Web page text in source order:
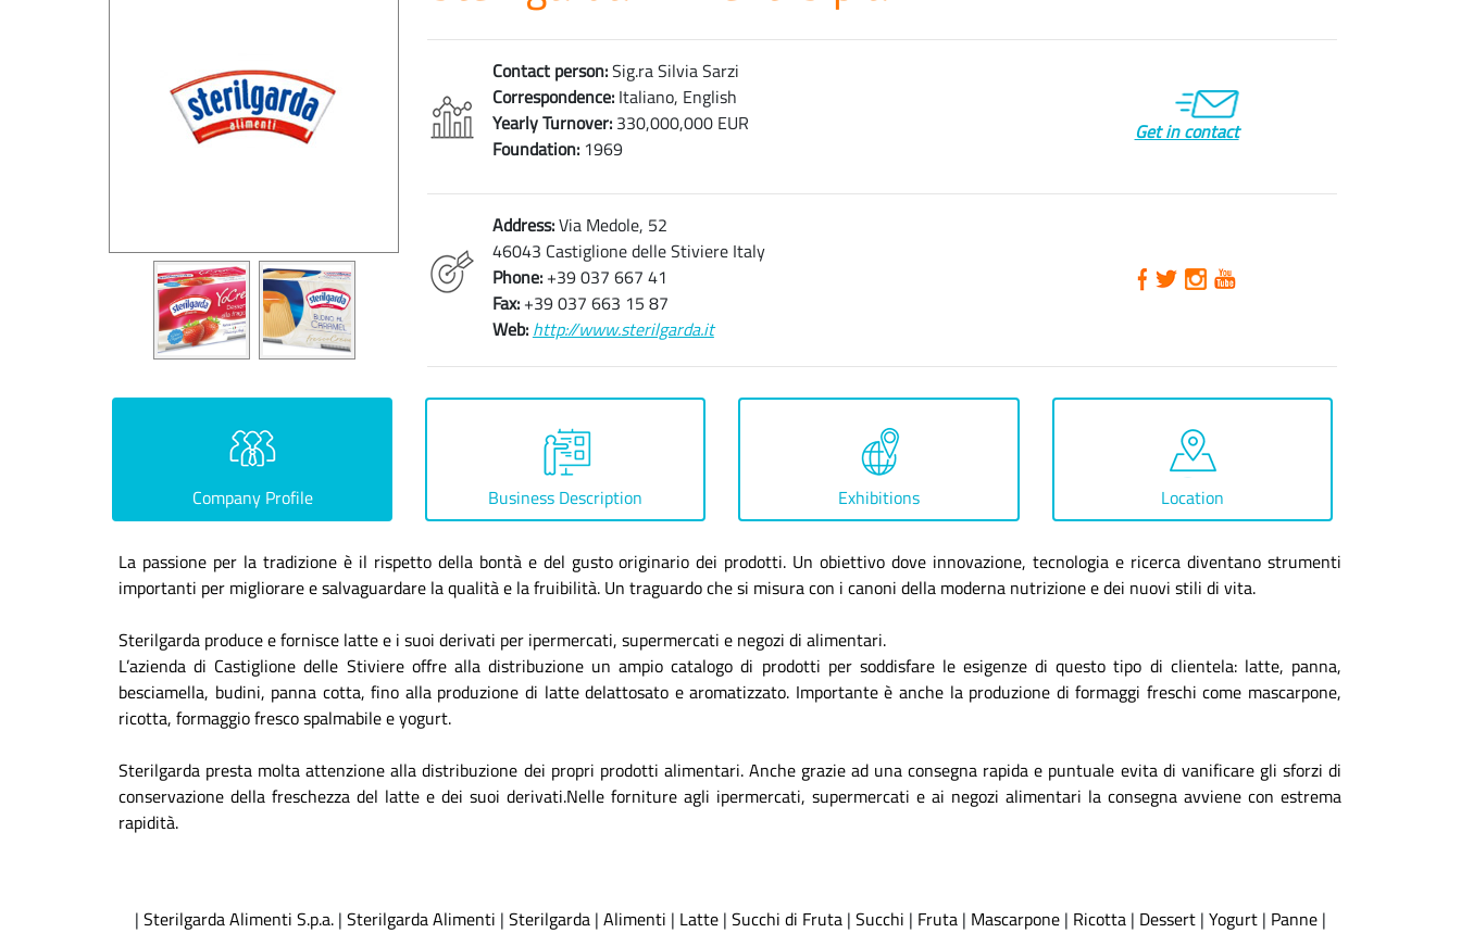
Contact person:Sig.ra Silvia Sarzi
Correspondence:Italiano, English
Yearly Turnover:330,000,000 EUR
Foundation:1969
Get in contact
Address:Via Medole, 52
46043 Castiglione delle Stiviere Italy
Phone:+39 037 667 41
Fax:+39 037 663 15 87
Web: http://www.sterilgarda.it
Company Profile Business Description Exhibitions Location
La passione per la tradizione è il rispetto della bontà e del gusto originario dei prodotti. Un obiettivo dove innovazione, tecnologia e ricerca diventano strumenti
importanti per migliorare e salvaguardare la qualità e la fruibilità. Un traguardo che si misura con i canoni della moderna nutrizione e dei nuovi stili di vita.
Sterilgarda produce e fornisce latte e i suoi derivati per ipermercati, supermercati e negozi di alimentari.
L’azienda di Castiglione delle Stiviere offre alla distribuzione un ampio catalogo di prodotti per soddisfare le esigenze di questo tipo di clientela: latte, panna,
besciamella, budini, panna cotta, fino alla produzione di latte delattosato e aromatizzato. Importante è anche la produzione di formaggi freschi come mascarpone,
ricotta, formaggio fresco spalmabile e yogurt.
Sterilgarda presta molta attenzione alla distribuzione dei propri prodotti alimentari. Anche grazie ad una consegna rapida e puntuale evita di vanificare gli sforzi di
conservazione della freschezza del latte e dei suoi derivati.Nelle forniture agli ipermercati, supermercati e ai negozi alimentari la consegna avviene con estrema
rapidità.
| Sterilgarda Alimenti S.p.a. | Sterilgarda Alimenti | Sterilgarda | Alimenti | Latte | Succhi di Fruta | Succhi | Fruta | Mascarpone | Ricotta | Dessert | Yogurt | Panne |